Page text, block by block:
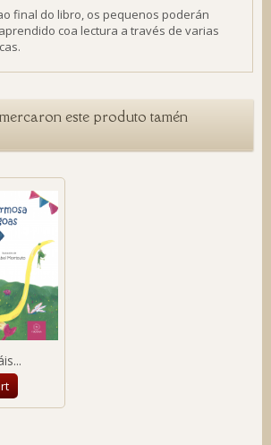
final do libro, os pequenos poderán
coa lectura a través de varias
este produto tamén